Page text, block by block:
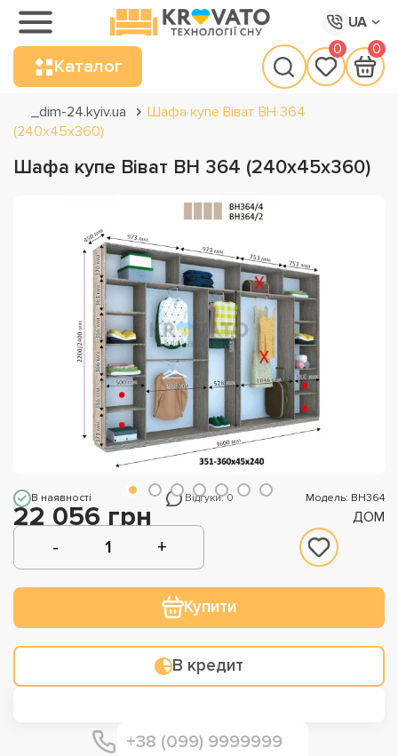
UA
Каталог
0 0
_dim-24.kyiv.ua
Шафа купе Віват ВН 364
(240х45х360)
Шафа купе Віват ВН 364 (240х45х360)
В наявності Відгуки: 0 Модель: ВН364
22 056 грн ДОМ
Купити
В кредит